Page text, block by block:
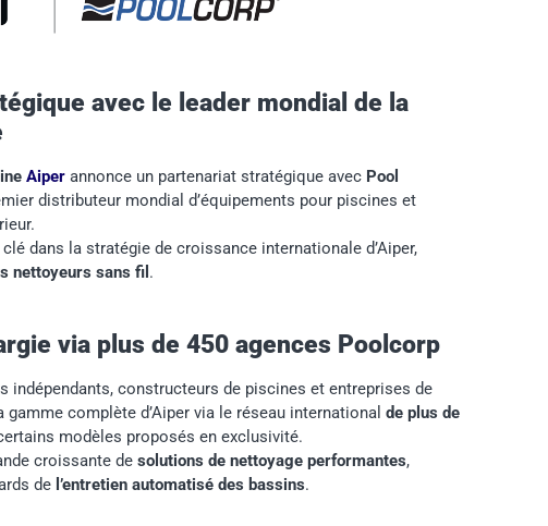
avec le leader mondial de la
Aiper annonce un partenariat stratégique avec Pool
distributeur mondial d’équipements pour piscines et
dans la stratégie de croissance internationale d’Aiper,
nettoyeurs sans fil .
via plus de 450 agences Poolcorp
indépendants, constructeurs de piscines et entreprises de
complète d’Aiper via le réseau international de plus de
modèles proposés en exclusivité.
croissante de solutions de nettoyage performantes,
de l’entretien automatisé des bassins.